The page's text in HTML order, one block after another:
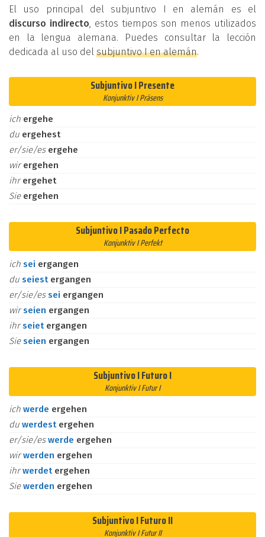
El uso principal del subjuntivo I en alemán es el
discurso indirecto, estos tiempos son menos utilizados
en la lengua alemana. Puedes consultar la lección
dedicada al uso del subjuntivo I en alemán.
Subjuntivo I Presente
Konjunktiv I Präsens
ich ergehe
du ergehest
er/sie/es ergehe
wirergehen
ihrergehet
Sie ergehen
Subjuntivo I Pasado Perfecto
Konjunktiv I Perfekt
ich sei ergangen
du seiest ergangen
er/sie/essei ergangen
wirseien ergangen
ihrseiet ergangen
Sieseien ergangen
Subjuntivo I Futuro I
Konjunktiv I Futur I
ich werde ergehen
du werdest ergehen
er/sie/eswerde ergehen
wirwerden ergehen
ihrwerdet ergehen
Siewerden ergehen
Subjuntivo I Futuro II
Konjunktiv I Futur II